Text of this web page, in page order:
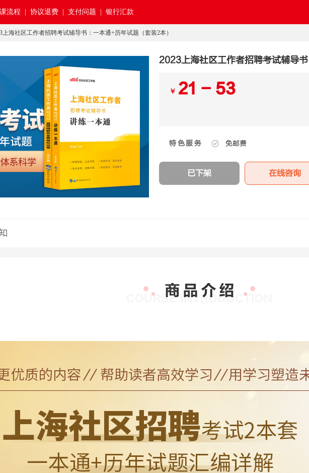
流程 | 协议退费 | 支付问题 | 银行汇款
上海社区工作者招聘考试辅导书：一本通+历年试题（套装2本）
2023上海社区工作者招聘考试辅导
￥ 21 - 53
特色服务 免邮费
已下架 在线咨询